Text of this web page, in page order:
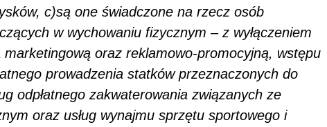
c)są one świadczone na rzecz osób
w wychowaniu fizycznym – z wyłączeniem
marketingową oraz reklamowo-promocyjną, wstępu
prowadzenia statków przeznaczonych do
odpłatnego zakwaterowania związanych ze
oraz usług wynajmu sprzętu sportowego i